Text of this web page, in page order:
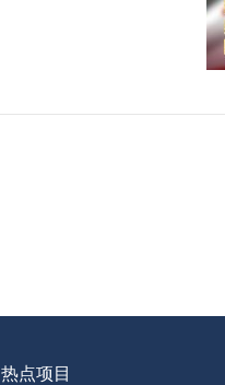
热点项目